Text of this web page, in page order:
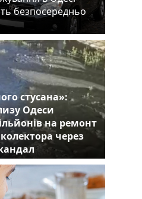
безпосередньо
стусана»:
Одеси
на ремонт
через